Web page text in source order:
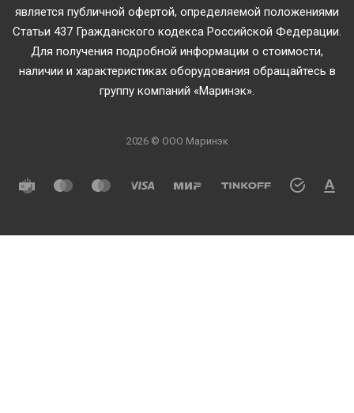
является публичной офертой, определяемой положениями
Статьи 437 Гражданского кодекса Российской Федерации.
Для получения подробной информации о стоимости,
наличии и характеристиках оборудования обращайтесь в
группу компаний «Маринэк».
2026 © ООО Маринэк